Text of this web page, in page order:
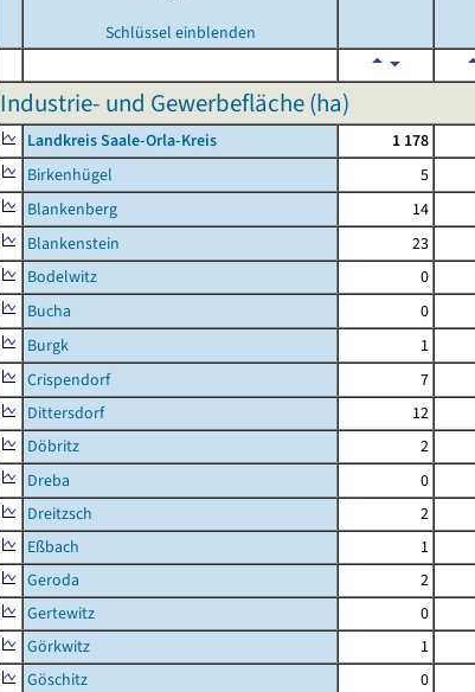
Schlüssel einblenden
Industrie- und Gewerbefläche (ha)
Landkreis Saale-Orla-Kreis 1 178
Birkenhügel
5
Blankenberg
14
Blankenstein
23
Bodelwitz
0
Bucha
0
Burgk
1
Crispendorf
7
Dittersdorf
12
Döbritz
2
Dreba
0
Dreitzsch
2
Eßbach
1
Geroda
2
Gertewitz
0
Görkwitz
1
Göschitz
0